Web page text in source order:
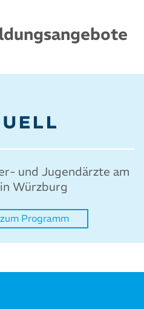
und Jugendärzte am
Würzburg
Programm